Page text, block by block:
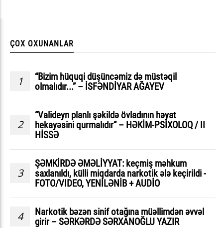
ÇOX OXUNANLAR
1
“Bizim hüquqi düşüncəmiz də müstəqil
olmalıdır...” – İSFƏNDİYAR AĞAYEV
2
“Valideyn planlı şəkildə övladının həyat
hekayəsini qurmalıdır” – HƏKİM-PSİXOLOQ / II
HİSSƏ
3
ŞƏMKİRDƏ ƏMƏLİYYAT: keçmiş məhkum
saxlanıldı, külli miqdarda narkotik ələ keçirildi -
FOTO/VIDEO, YENİLƏNİB + AUDİO
4
Narkotik bəzən sinif otağına müəllimdən əvvəl
girir – SƏRKƏRDƏ SƏRXANOĞLU YAZIR